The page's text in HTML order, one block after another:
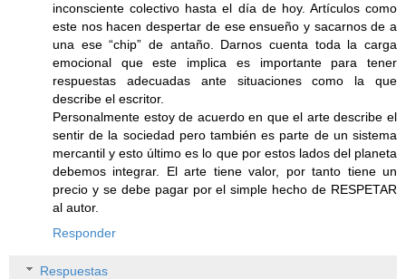
inconsciente colectivo hasta el día de hoy. Artículos como
este nos hacen despertar de ese ensueño y sacarnos de a
una ese “chip” de antaño. Darnos cuenta toda la carga
emocional que este implica es importante para tener
respuestas adecuadas ante situaciones como la que
describe el escritor.
Personalmente estoy de acuerdo en que el arte describe el
sentir de la sociedad pero también es parte de un sistema
mercantil y esto último es lo que por estos lados del planeta
debemos integrar. El arte tiene valor, por tanto tiene un
precio y se debe pagar por el simple hecho de RESPETAR
al autor.
Responder
Respuestas